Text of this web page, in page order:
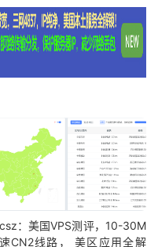
：美国VPS测评，10-30M
CN2线路， 美区应用全解